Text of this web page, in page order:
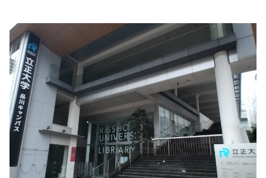
創校一百五十年的日本立正大學